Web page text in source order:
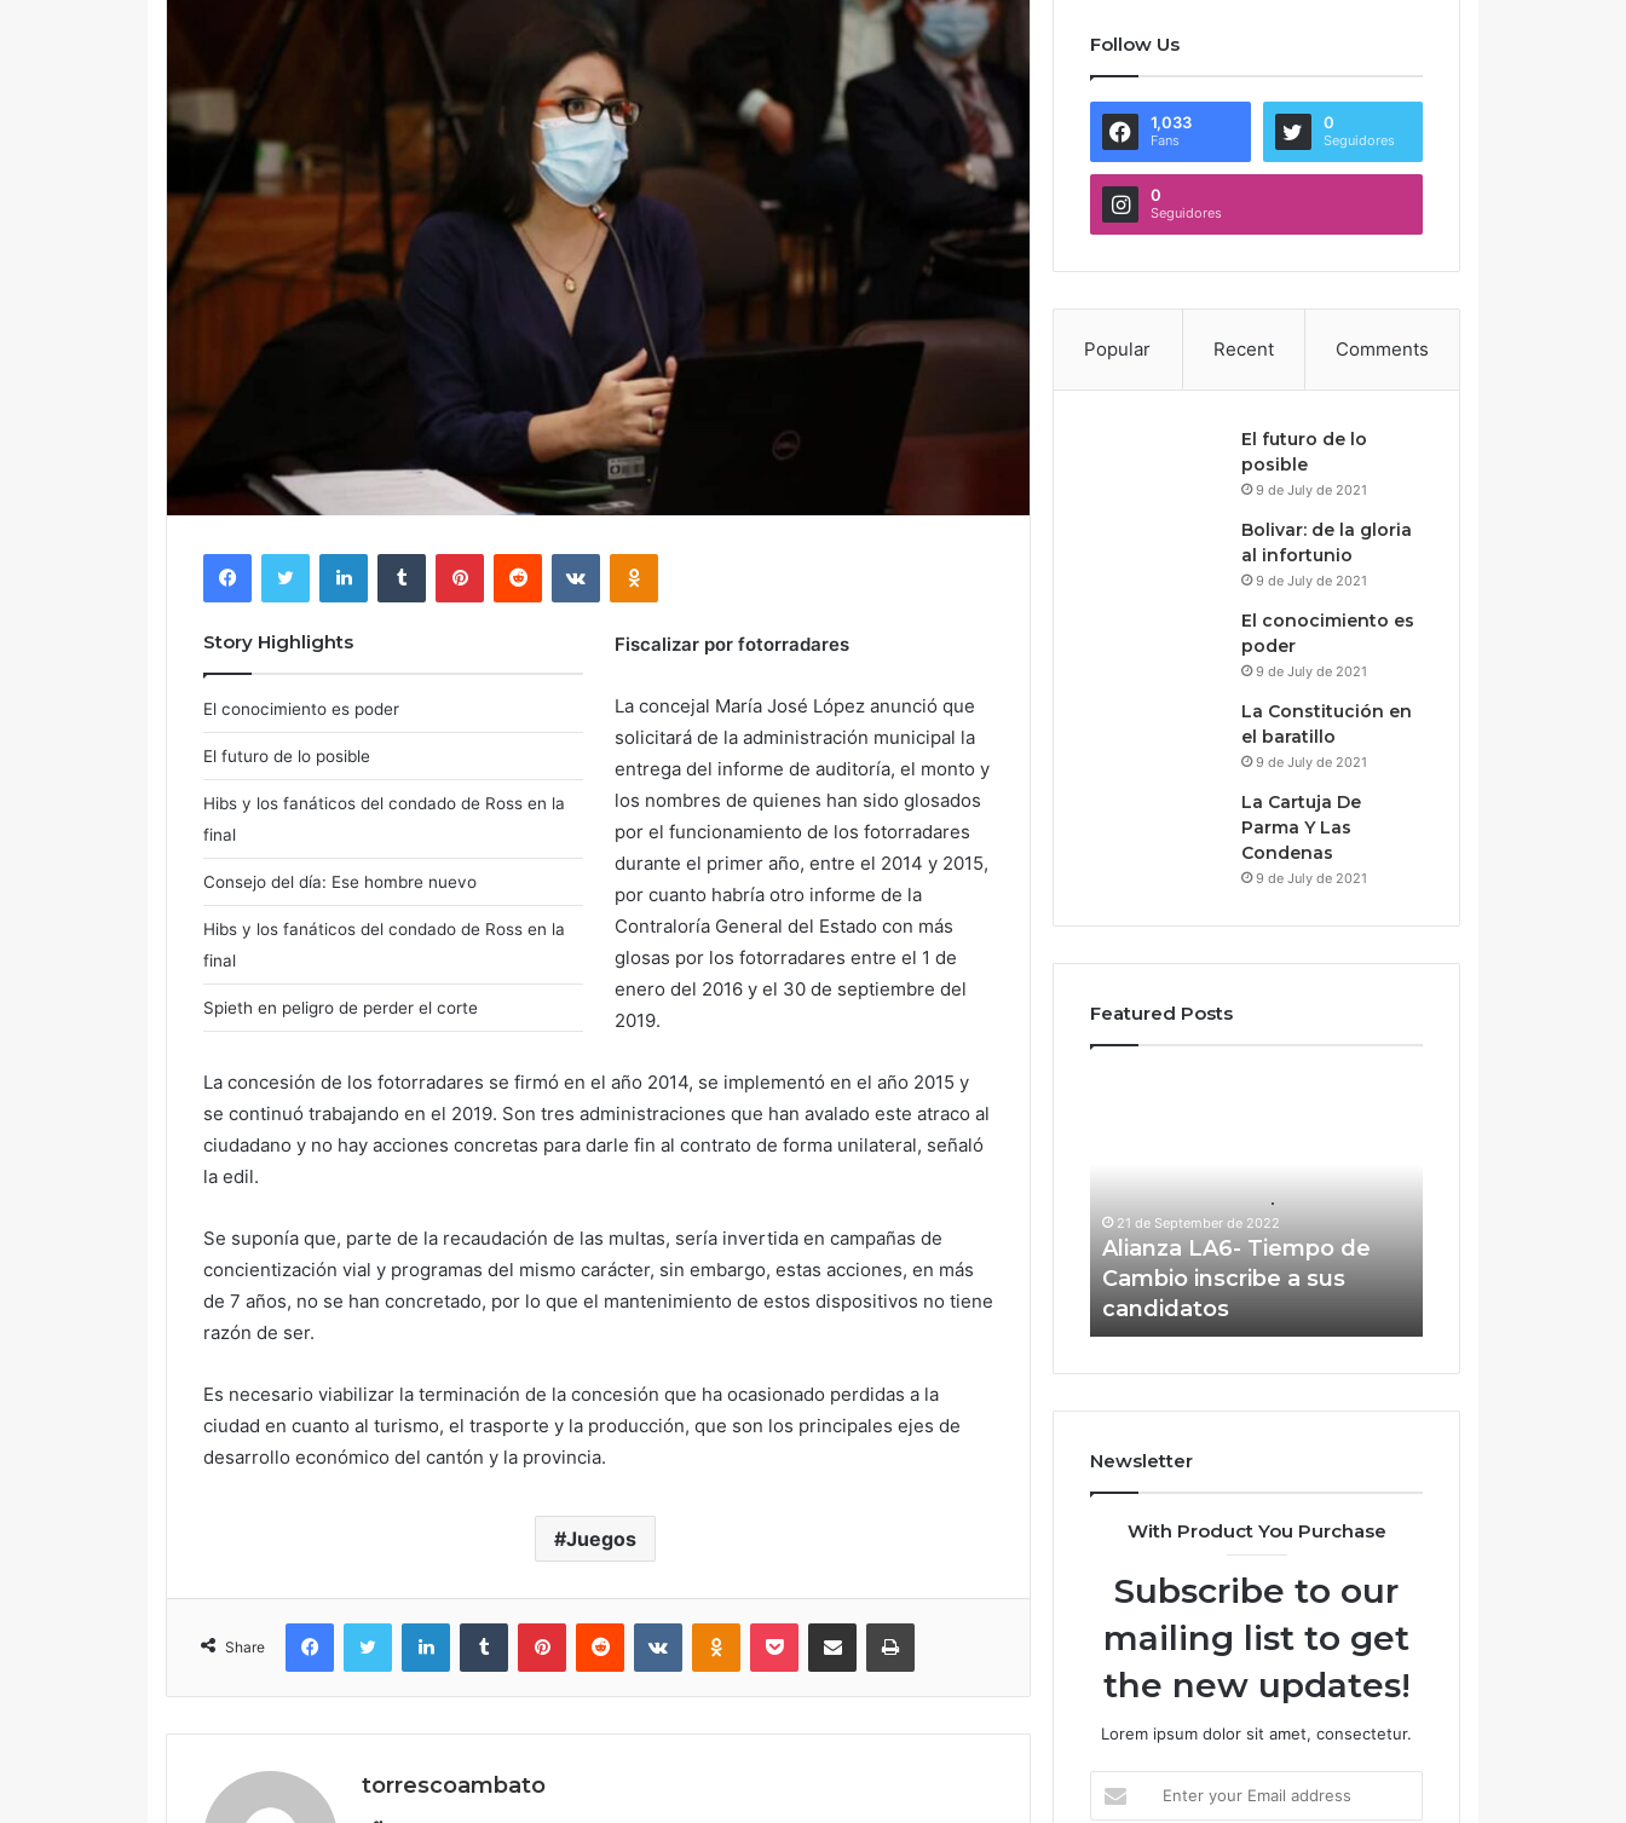
FacebookTwitter LinkedInTumblr PinterestReddit VKontakteOdnoklassniki
Story Highlights
El conocimiento es poder
El futuro de lo posible
Hibs y los fanáticos del condado de Ross en la
final
Consejo del día: Ese hombre nuevo
Hibs y los fanáticos del condado de Ross en la
final
Spieth en peligro de perder el corte
Fiscalizar por fotorradares
La concejal María José López anunció que
solicitará de la administración municipal la
entrega del informe de auditoría, el monto y
los nombres de quienes han sido glosados
por el funcionamiento de los fotorradares
durante el primer año, entre el 2014 y 2015,
por cuanto habría otro informe de la
Contraloría General del Estado con más
glosas por los fotorradares entre el 1 de
enero del 2016 y el 30 de septiembre del
2019.
La concesión de los fotorradares se firmó en el año 2014, se implementó en el año 2015 y
se continuó trabajando en el 2019. Son tres administraciones que han avalado este atraco al
ciudadano y no hay acciones concretas para darle fin al contrato de forma unilateral, señaló
la edil.
Se suponía que, parte de la recaudación de las multas, sería invertida en campañas de
concientización vial y programas del mismo carácter, sin embargo, estas acciones, en más
de 7 años, no se han concretado, por lo que el mantenimiento de estos dispositivos no tiene
razón de ser.
Es necesario viabilizar la terminación de la concesión que ha ocasionado perdidas a la
ciudad en cuanto al turismo, el trasporte y la producción, que son los principales ejes de
desarrollo económico del cantón y la provincia.
Juegos
Share
FacebookTwitter LinkedInTumblr PinterestReddit VKontakteOdnoklassniki
Pocket Share via Email Print
torrescoambato
Follow Us
1,033
Fans
0
Seguidores
0
Seguidores
Popular Recent Comments
El futuro de lo
posible
9 de July de 2021
Bolivar: de la gloria
al infortunio
9 de July de 2021
El conocimiento es
poder
9 de July de 2021
La Constitución en
el baratillo
9 de July de 2021
La Cartuja De
Parma Y Las
Condenas
9 de July de 2021
Featured Posts
sus
candidatos
21 de September de 2022
Alianza LA6- Tiempo de
Cambio inscribe a sus
candidatos
Newsletter
With Product You Purchase
Subscribe to our
mailing list to get
the new updates!
Lorem ipsum dolor sit amet, consectetur.
your